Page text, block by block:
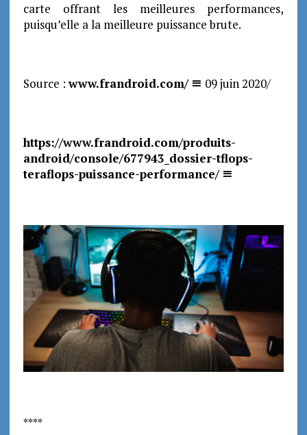
carte offrant les meilleures performances,
puisqu’elle a la meilleure puissance brute.
Source :www.frandroid.com/ 09 juin 2020/
https://www.frandroid.com/produits-
android/console/677943_dossier-tflops-
teraflops-puissance-performance/
****